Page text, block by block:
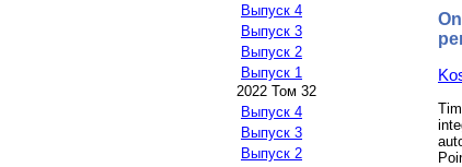
Выпуск 4
Выпуск 3
Выпуск 2
Выпуск 1
2022 Том 32
Выпуск 4
Выпуск 3
Выпуск 2